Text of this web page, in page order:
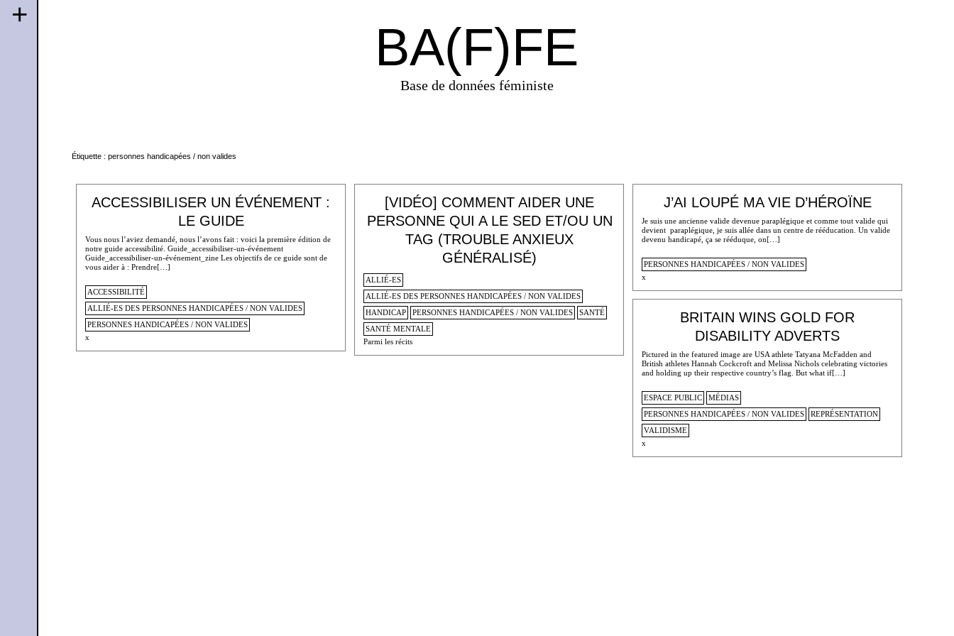
BA(F)FE
Base de données féministe
+
Étiquette : personnes handicapées / non valides
ACCESSIBILISER UN ÉVÉNEMENT :
LE GUIDE
Vous nous l’aviez demandé, nous l’avons fait : voici la première édition de
notre guide accessibilité. Guide_accessibiliser-un-événement
Guide_accessibiliser-un-événement_zine Les objectifs de ce guide sont de
vous aider à : Prendre[…]
ACCESSIBILITÉ
ALLIÉ-ES DES PERSONNES HANDICAPÉES / NON VALIDES
PERSONNES HANDICAPÉES / NON VALIDES
x
[VIDÉO] COMMENT AIDER UNE
PERSONNE QUI A LE SED ET/OU UN
TAG (TROUBLE ANXIEUX
GÉNÉRALISÉ)
ALLIÉ-ES
ALLIÉ-ES DES PERSONNES HANDICAPÉES / NON VALIDES
HANDICAP
PERSONNES HANDICAPÉES / NON VALIDES
SANTÉ
SANTÉ MENTALE
Parmi les récits
J’AI LOUPÉ MA VIE D’HÉROÏNE
Je suis une ancienne valide devenue paraplégique et comme tout valide qui
devient paraplégique, je suis allée dans un centre de rééducation. Un valide
devenu handicapé, ça se rééduque, on[…]
PERSONNES HANDICAPÉES / NON VALIDES
x
BRITAIN WINS GOLD FOR
DISABILITY ADVERTS
Pictured in the featured image are USA athlete Tatyana McFadden and
British athletes Hannah Cockcroft and Melissa Nichols celebrating victories
and holding up their respective country’s flag. But what if[…]
ESPACE PUBLIC
MÉDIAS
PERSONNES HANDICAPÉES / NON VALIDES
REPRÉSENTATION
VALIDISME
x